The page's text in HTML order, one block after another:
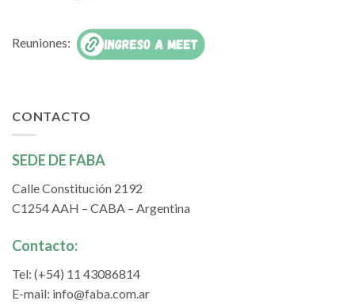
Reuniones:
CONTACTO
SEDE DE FABA
Calle Constitución 2192
C1254 AAH – CABA – Argentina
Contacto:
Tel: (+54) 11 43086814
E-mail: info@faba.com.ar